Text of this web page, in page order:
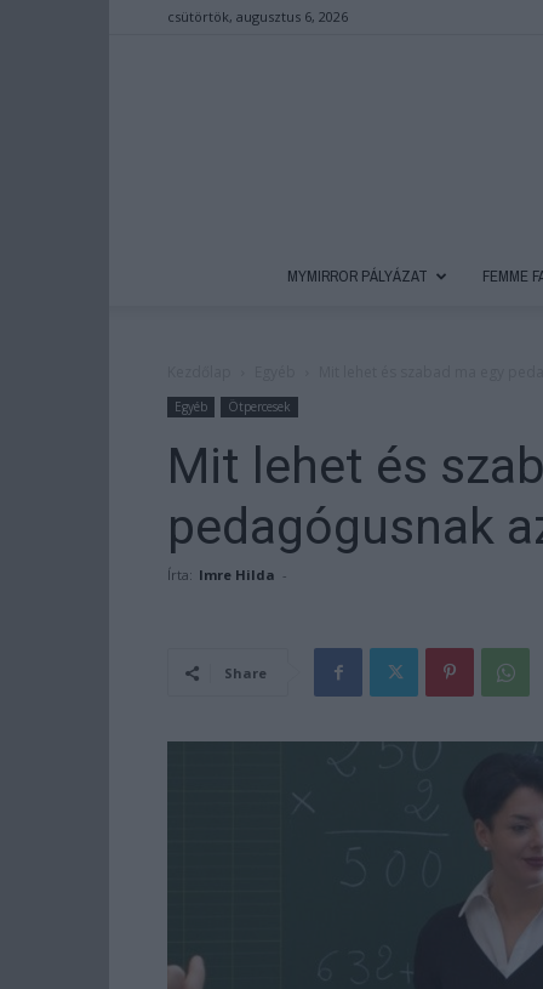
csütörtök, augusztus 6, 2026
MYMIRROR PÁLYÁZAT FEMME
Egyéb Ötpercesek
Mit lehet és
pedagógusnak
Írta: Imre Hilda -
Share